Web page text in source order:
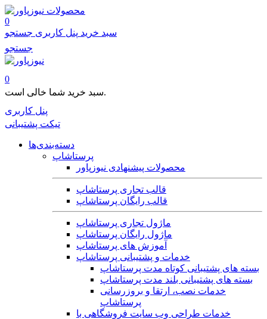
محصولات
0
سبد خرید پنل کاربری جستجو
جستجو
0
سبد خرید شما خالی است.
پنل کاربری
تیکت پشتیبانی
دسته‌بندی‌ها
پرستاشاپ
محصولات پیشنهادی نیوزپاور
قالب تجاری پرستاشاپ
قالب رایگان پرستاشاپ
ماژول تجاری پرستاشاپ
ماژول رایگان پرستاشاپ
آموزش های پرستاشاپ
خدمات و پشتیبانی پرستاشاپ
بسته های پشتیبانی کوتاه مدت پرستاشاپ
بسته های پشتیبانی بلند مدت پرستاشاپ
خدمات نصب، ارتقا و بروزرسانی
پرستاشاپ
خدمات طراحی وب سایت فروشگاهی با